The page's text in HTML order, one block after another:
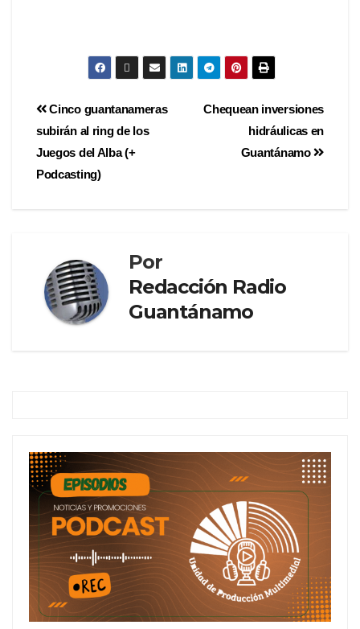
Chequean inversiones
hidráulicas en
Guantánamo
Cinco guantanameras
subirán al ring de los
Juegos del Alba (+
Podcasting)
Por
Redacción Radio
Guantánamo